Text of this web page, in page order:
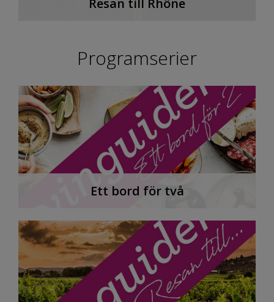
Resan till Rhône
Programserier
Ett bord för två